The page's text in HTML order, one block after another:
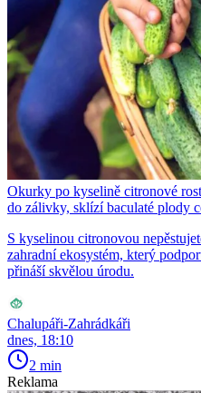
Okurky po kyselině citronové
do zálivky, sklízí baculaté plody
S kyselinou citronovou
zahradní ekosystém, který
přináší skvělou úrodu.
Chalupáři-Zahrádkáři
dnes, 18:10
2 min
Reklama